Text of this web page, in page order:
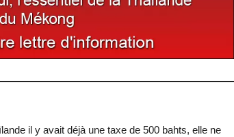
il y avait déjà une taxe de 500 bahts, elle ne